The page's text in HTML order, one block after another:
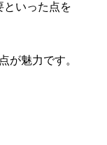
といった点を
が魅力です。